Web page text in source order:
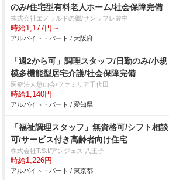
のみ/住宅型有料老人ホーム/社会保障完備
株式会社エメラルドの郷/サンラフレ豊中
時給1,177円～
アルバイト・パート / 大阪府
「週2から可」調理スタッフ/日勤のみ/小規
模多機能型居宅介護/社会保障完備
医療法人悠山会/ファミリア千代田
時給1,140円
アルバイト・パート / 愛知県
「福祉調理スタッフ」無資格可/シフト相談
可/サービス付き高齢者向け住宅
株式会社T.S.I/アンジェス 八王子
時給1,226円
アルバイト・パート / 東京都